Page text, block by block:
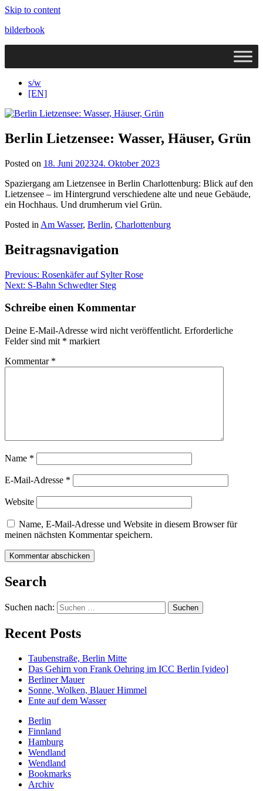
Skip to content
bilderbook
s/w
[EN]
Berlin Lietzensee: Wasser, Häuser, Grün
Posted on 18. Juni 202324. Oktober 2023
Spaziergang am Lietzensee in Berlin Charlottenburg: Blick auf den
Lietzensee – im Hintergrund verschiedene alte und neue Gebäude,
ein Hochhaus. Und drumherum viel Grün.
Posted in Am Wasser, Berlin, Charlottenburg
Beitragsnavigation
Previous: Rosenkäfer auf Sylter Rose
Next: S-Bahn Schwedter Steg
Schreibe einen Kommentar
Deine E-Mail-Adresse wird nicht veröffentlicht. Erforderliche
Felder sind mit * markiert
Kommentar *
Name *
E-Mail-Adresse *
Website
Name, E-Mail-Adresse und Website in diesem Browser für
meinen nächsten Kommentar speichern.
Search
Suchen nach:
Recent Posts
Taubenstraße, Berlin Mitte
Das Gehirn von Frank Oehring im ICC Berlin [video]
Berliner Mauer
Sonne, Wolken, Blauer Himmel
Ente auf dem Wasser
Berlin
Finnland
Hamburg
Wendland
Wendland
Bookmarks
Archiv